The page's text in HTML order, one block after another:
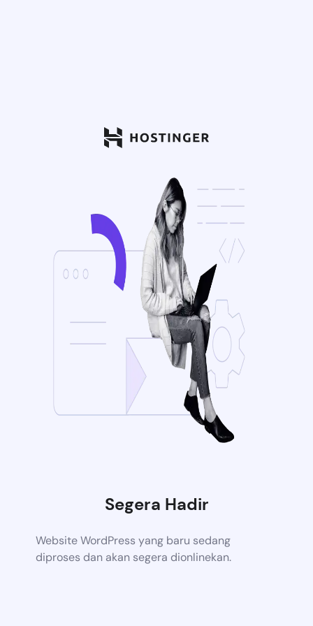
Segera Hadir
Website WordPress yang baru sedang
diproses dan akan segera dionlinekan.